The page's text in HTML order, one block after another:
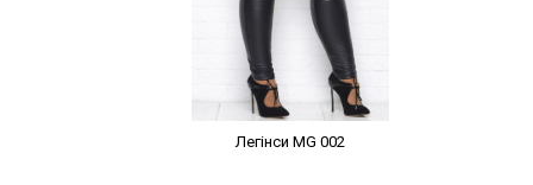
Легінси MG 002